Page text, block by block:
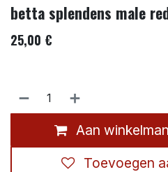
betta splendens male
25,00 €
Aan
Toevoegen